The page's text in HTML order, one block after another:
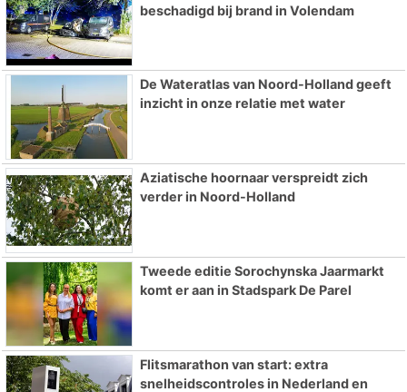
beschadigd bij brand in Volendam
De Wateratlas van Noord-Holland geeft
inzicht in onze relatie met water
Aziatische hoornaar verspreidt zich
verder in Noord-Holland
Tweede editie Sorochynska Jaarmarkt
komt er aan in Stadspark De Parel
Flitsmarathon van start: extra
snelheidscontroles in Nederland en